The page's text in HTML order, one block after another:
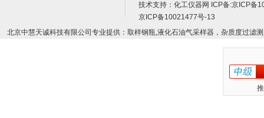
技术支持： 化工仪器网 ICP备:京ICP备
京ICP备10021477号-13
北京中慧天诚科技有限公司专业提供：取样钢瓶,液化石油气采样器，杂质度过滤